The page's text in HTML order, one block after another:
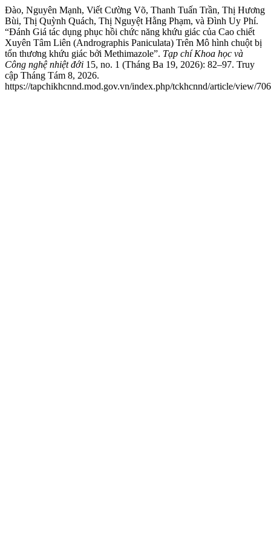
Đào, Nguyên Mạnh, Viết Cường Võ, Thanh Tuấn Trần, Thị Hương
Bùi, Thị Quỳnh Quách, Thị Nguyệt Hằng Phạm, và Đình Uy Phí.
“Đánh Giá tác dụng phục hồi chức năng khứu giác của Cao chiết
Xuyên Tâm Liên (Andrographis Paniculata) Trên Mô hình chuột bị
tổn thương khứu giác bởi Methimazole”. Tạp chí Khoa học và
Công nghệ nhiệt đới 15, no. 1 (Tháng Ba 19, 2026): 82–97. Truy
cập Tháng Tám 8, 2026.
https://tapchikhcnnd.mod.gov.vn/index.php/tckhcnnd/article/view/